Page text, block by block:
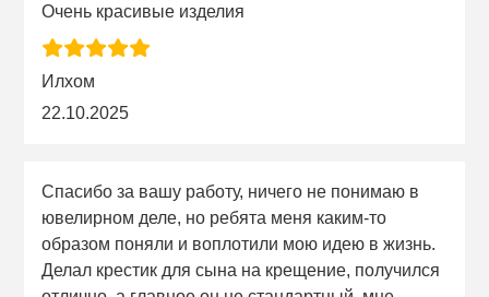
Очень красивые изделия
Илхом
22.10.2025
Спасибо за вашу работу, ничего не понимаю в
ювелирном деле, но ребята меня каким-то
образом поняли и воплотили мою идею в жизнь.
Делал крестик для сына на крещение, получился